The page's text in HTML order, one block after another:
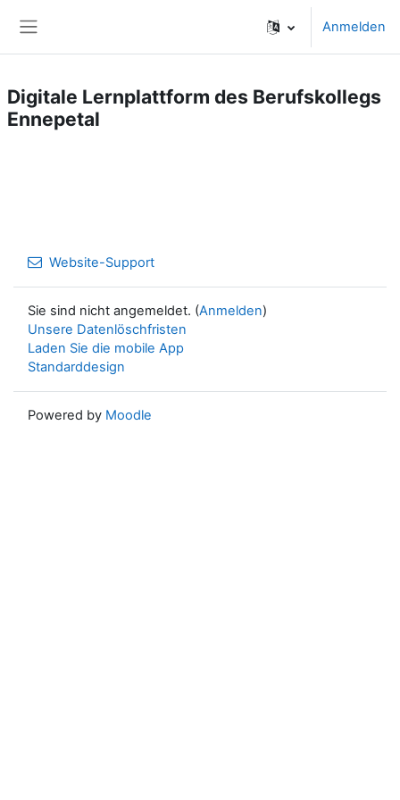
Anmelden
Digitale Lernplattform des Berufskollegs
Ennepetal
Website-Support
Sie sind nicht angemeldet. (Anmelden)
Unsere Datenlöschfristen
Laden Sie die mobile App
Standarddesign
Powered by Moodle